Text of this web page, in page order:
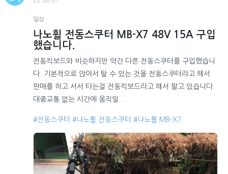
일상
나노휠 전동스쿠터 MB-X7 48V 15A 구입
했습니다.
전동킥보드와 비슷하지만 약간 다른 전동스쿠터를 구입했습니
다. 기본적으로 앉아서 탈 수 있는 것을 전동스쿠터라고 해서
판매를 하고 서서 타는걸 전동킥보드라고 해서 팔고 있습니다.
대중교통 없는 시간에 움직일...
#전동스쿠터 #나노휠 전동스쿠터 #나노휠 MB-X7